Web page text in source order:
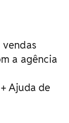
a agência
Ajuda de